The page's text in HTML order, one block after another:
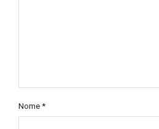
Nome *